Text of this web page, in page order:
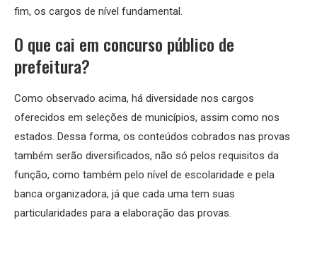
fim, os cargos de nível fundamental.
O que cai em concurso público de
prefeitura?
Como observado acima, há diversidade nos cargos
oferecidos em seleções de municípios, assim como nos
estados. Dessa forma, os conteúdos cobrados nas provas
também serão diversificados, não só pelos requisitos da
função, como também pelo nível de escolaridade e pela
banca organizadora, já que cada uma tem suas
particularidades para a elaboração das provas.